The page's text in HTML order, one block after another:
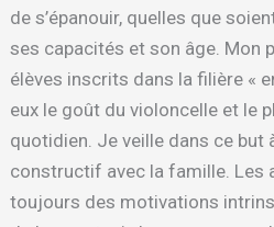
de s’épanouir, quelles que
ses capacités et son âge. Mon
élèves inscrits dans la filière «
eux le goût du violoncelle et le
quotidien. Je veille dans ce but
constructif avec la famille. Les
toujours des motivations